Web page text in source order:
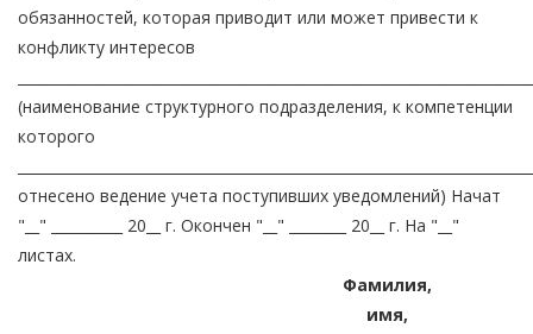
обязанностей, которая приводит или может привести к
конфликту интересов
(наименование структурного подразделения, к компетенции
которого
отнесено ведение учета поступивших уведомлений) Начат
"__" __________ 20__ г. Окончен "__" ________ 20__ г. На "__"
листах.
Фамилия,
имя,